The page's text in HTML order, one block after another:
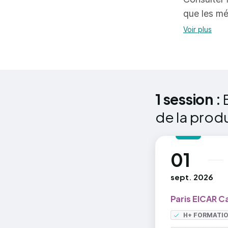
-
que les
Voir plus
1 session :
de la
01
sept. 2026
au
Paris EICAR
H+